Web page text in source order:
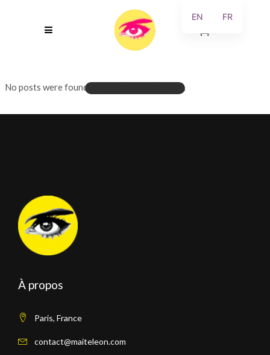
No posts were found.LOADING NEW POSTS...
À propos
Paris, France
contact@maiteleon.com
EN FR